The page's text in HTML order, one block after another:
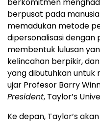
berpusat pada
memadukan metode
dipersonalisasi
membentuk lulusan
kelincahan berpikir,
yang dibutuhkan untuk
ujar Profesor Barry
President, Taylor’s
Ke depan, Taylor’s